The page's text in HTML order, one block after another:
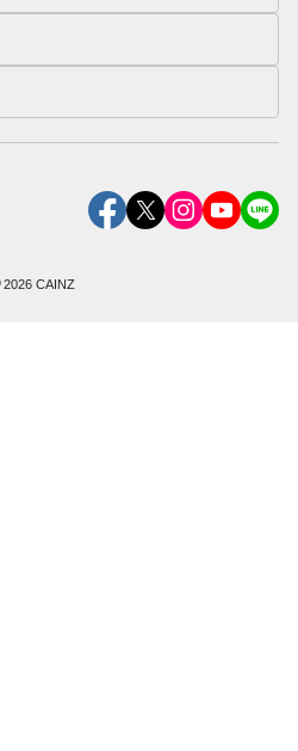
2026 CAINZ